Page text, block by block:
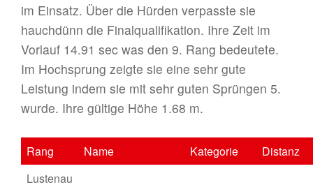
im Einsatz. Über die Hürden verpasste sie
hauchdünn die Finalqualifikation. Ihre Zeit im
Vorlauf 14.91 sec was den 9. Rang bedeutete.
Im Hochsprung zeigte sie eine sehr gute
Leistung indem sie mit sehr guten Sprüngen 5.
wurde. Ihre gültige Höhe 1.68 m.
Rang Name Kategorie
Distanz
Lustenau